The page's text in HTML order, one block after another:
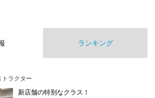
ランキング
トラクター
新店舗の特別なクラス！